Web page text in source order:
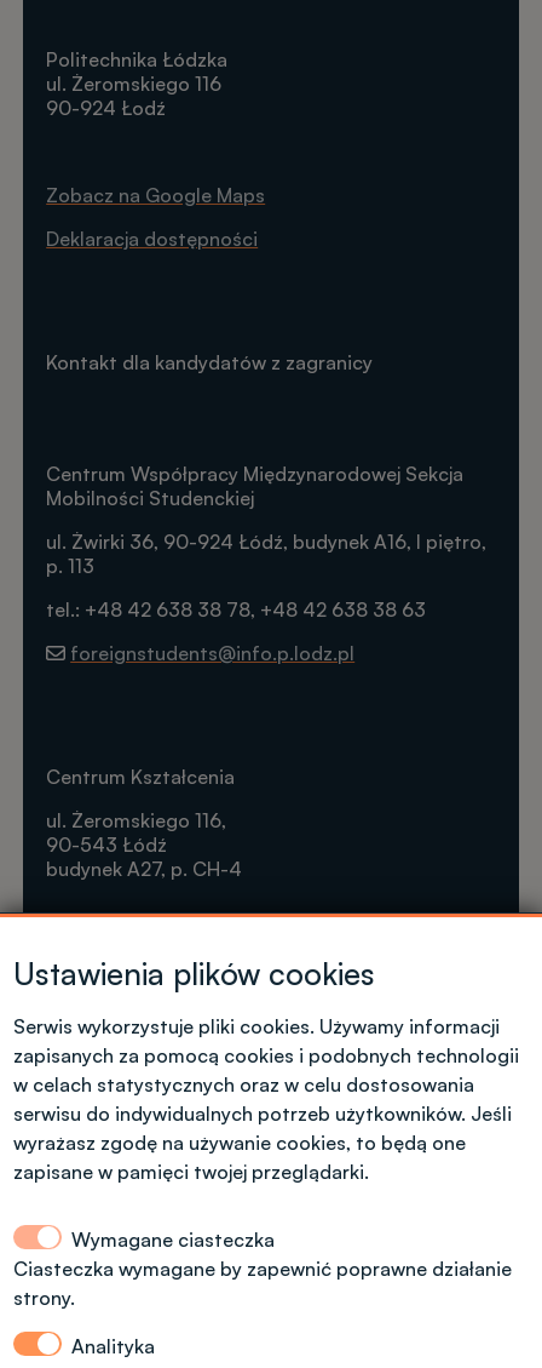
Politechnika Łódzka
ul. Żeromskiego 116
90-924 Łodź
Zobacz na Google Maps
Deklaracja dostępności
Kontakt dla kandydatów z polskim
obywatelstwem
Dział Rekrutacji Politechniki Łódzkiej
ul. Radwańska 29, budynek A13, (dodatkowe
wejście od ul. Stefanowskiego 22)
Kontakt dla kandydatów z zagranicy
Centrum Współpracy Międzynarodowej Sekcja
Mobilności Studenckiej
ul. Żwirki 36, 90-924 Łódź, budynek A16, I piętro,
p. 113
tel.: +48 42 638 38 78, +48 42 638 38 63
foreignstudents@info.p.lodz.pl
Centrum Kształcenia
ul. Żeromskiego 116,
90-543 Łódź
budynek A27, p. CH-4
Krótkie formy kształcenia
Tel. +48 42 631 23 14
microcredentials@info.p.lodz.pl
Ustawienia plików cookies
Serwis wykorzystuje pliki cookies. Używamy informacji
zapisanych za pomocą cookies i podobnych technologii
w celach statystycznych oraz w celu dostosowania
serwisu do indywidualnych potrzeb użytkowników. Jeśli
wyrażasz zgodę na używanie cookies, to będą one
zapisane w pamięci twojej przeglądarki.
Wymagane ciasteczka
Ciasteczka wymagane by zapewnić poprawne działanie
strony.
Analityka